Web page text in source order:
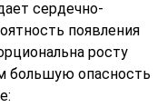
сердечно-
появления
росту
большую опасность